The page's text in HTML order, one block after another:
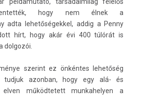
hogy nem élnek a
adta lehetőségekkel, addig a Penny
hírt, hogy akár évi 400 túlórát is
dolgozói.
szerint ez önkéntes lehetőség
tudjuk azonban, hogy egy alá- és
elven működtetett munkahelyen a